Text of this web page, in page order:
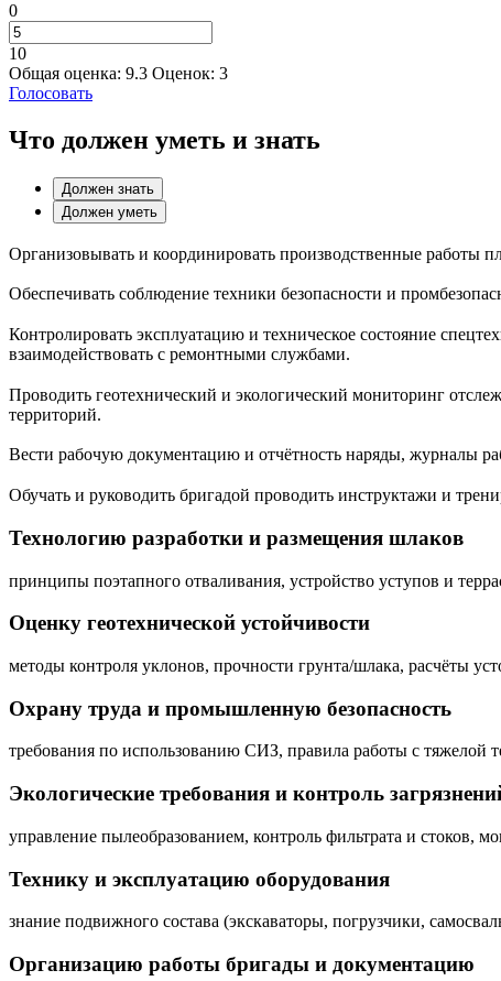
0
10
Общая оценка: 9.3 Оценок: 3
Голосовать
Что должен уметь и знать
Должен знать
Должен уметь
Организовывать и координировать производственные работы
Обеспечивать соблюдение техники безопасности и
Контролировать эксплуатацию и техническое состояние
взаимодействовать с ремонтными службами.
Проводить геотехнический и экологический мониторинг
территорий.
Вести рабочую документацию и отчётность наряды, журналы
Обучать и руководить бригадой проводить инструктажи и
Технологию разработки и размещения шлаков
принципы поэтапного отваливания, устройство уступов и
Оценку геотехнической устойчивости
методы контроля уклонов, прочности грунта/шлака, расчёты
Охрану труда и промышленную безопасность
требования по использованию СИЗ, правила работы с тяжелой
Экологические требования и контроль
управление пылеобразованием, контроль фильтрата и стоков,
Технику и эксплуатацию оборудования
знание подвижного состава (экскаваторы, погрузчики,
Организацию работы бригады и документацию